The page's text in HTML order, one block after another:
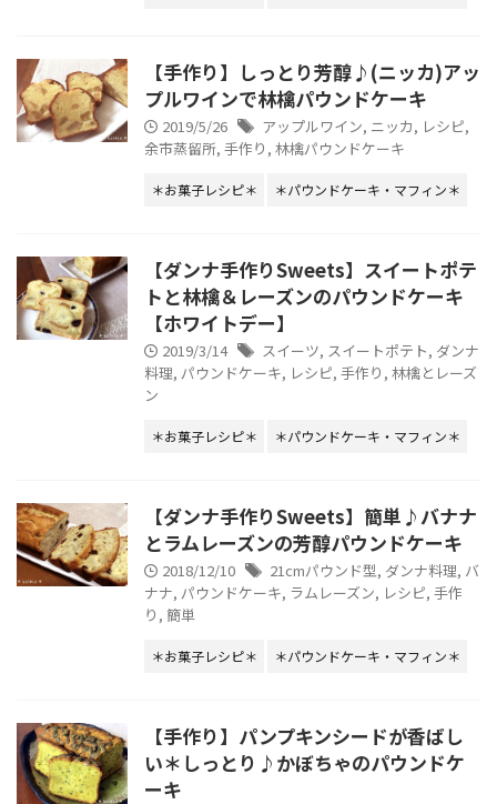
【手作り】しっとり芳醇♪(ニッカ)アッ
プルワインで林檎パウンドケーキ
2019/5/26 アップルワイン, ニッカ, レシピ,
余市蒸留所, 手作り , 林檎パウンドケーキ
＊お菓子レシピ＊ ＊パウンドケーキ・マフィン＊
【ダンナ手作りSweets】スイートポテ
トと林檎＆レーズンのパウンドケーキ
【ホワイトデー】
2019/3/14 スイーツ, スイートポテト, ダンナ
料理, パウンドケーキ, レシピ, 手作り , 林檎とレーズ
ン
＊お菓子レシピ＊ ＊パウンドケーキ・マフィン＊
【ダンナ手作りSweets】簡単♪バナナ
とラムレーズンの芳醇パウンドケーキ
2018/12/10 21cmパウンド型, ダンナ料理, バ
ナナ, パウンドケーキ, ラムレーズン, レシピ, 手作
り , 簡単
＊お菓子レシピ＊ ＊パウンドケーキ・マフィン＊
【手作り】パンプキンシードが香ばし
い＊しっとり♪かぼちゃのパウンドケ
ーキ